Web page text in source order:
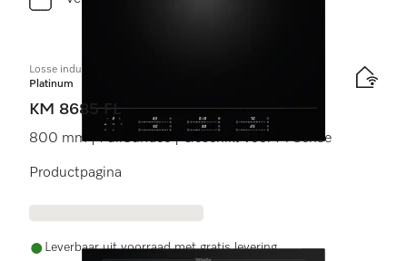
Losse inductiekookplaat
Platinum
KM 8685 FL
800 mm | FullSurface | Geschikt voor M Sense
Productpagina
Leverbaar uit voorraad met gratis levering